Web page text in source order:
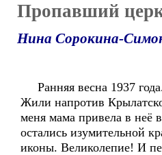
Пропавший
Нина Сорокина-
Ранняя весна 1937
Жили напротив
меня мама привела в неё
остались изумительной
иконы. Великолепие! И